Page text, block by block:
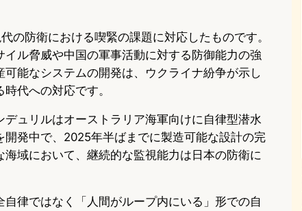
の防衛における喫緊の課題に対応したものです。
ル脅威や中国の軍事活動に対する防御能力の強
能なシステムの開発は、ウクライナ紛争が示し
代への対応です。
ュリルはオーストラリア海軍向けに自律型潜水
発中で、2025年半ばまでに製造可能な設計の完
域において、継続的な監視能力は日本の防衛に
律ではなく「人間がループ内にいる」形での自